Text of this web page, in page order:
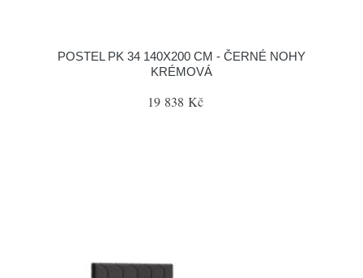
POSTEL PK 34 140X200 CM - ČERNÉ NOHY
KRÉMOVÁ
19 838 Kč